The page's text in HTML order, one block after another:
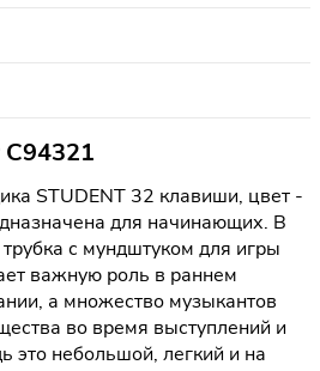
STUDENT 32 клавиши, цвет -
для начинающих. В
с мундштуком для игры
важную роль в раннем
а множество музыкантов
во время выступлений и
это небольшой, легкий и на